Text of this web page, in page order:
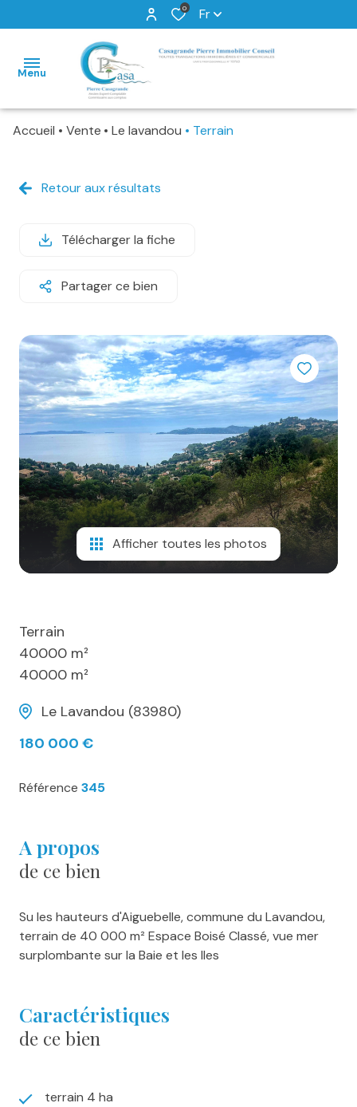
0 Fr
Menu
Ventes
Programme
E-
Mail
Estimation
Expertise
Contact
Accueil Vente Le lavandou Terrain
Retour aux résultats
Télécharger la fiche
Partager ce bien
Afficher toutes les photos
Terrain
40000 m²
40000 m²
Le Lavandou (83980)
180 000 €
Référence 345
a propos
de ce bien
Su les hauteurs d'Aiguebelle, commune du Lavandou,
terrain de 40 000 m² Espace Boisé Classé, vue mer
surplombante sur la Baie et les Iles
caractéristiques
de ce bien
terrain 4 ha